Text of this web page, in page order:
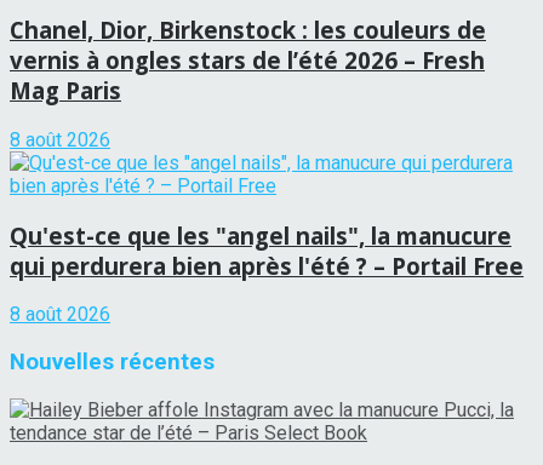
Chanel, Dior, Birkenstock : les couleurs de
vernis à ongles stars de l’été 2026 – Fresh
Mag Paris
8 août 2026
Qu'est-ce que les "angel nails", la manucure
qui perdurera bien après l'été ? – Portail Free
8 août 2026
Nouvelles récentes